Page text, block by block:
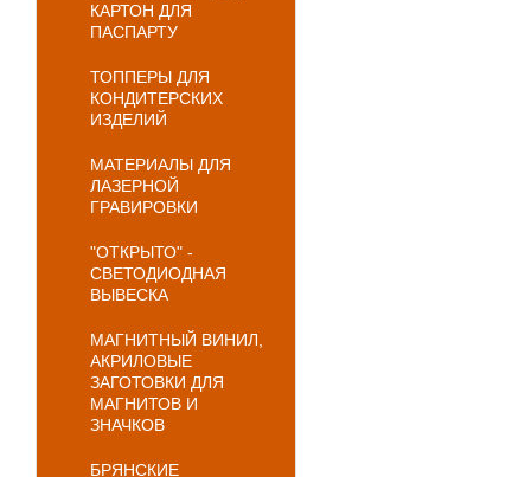
КАРТОН ДЛЯ
ПАСПАРТУ
ТОППЕРЫ ДЛЯ
КОНДИТЕРСКИХ
ИЗДЕЛИЙ
МАТЕРИАЛЫ ДЛЯ
ЛАЗЕРНОЙ
ГРАВИРОВКИ
"ОТКРЫТО" -
СВЕТОДИОДНАЯ
ВЫВЕСКА
МАГНИТНЫЙ ВИНИЛ,
АКРИЛОВЫЕ
ЗАГОТОВКИ ДЛЯ
МАГНИТОВ И
ЗНАЧКОВ
БРЯНСКИЕ